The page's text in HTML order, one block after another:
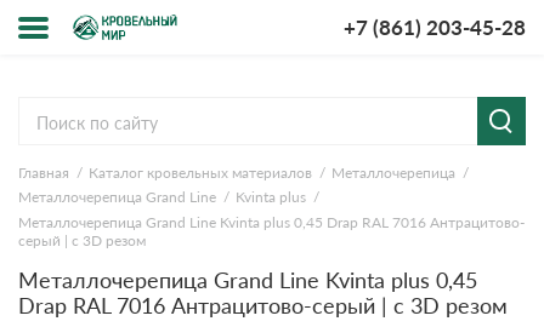
+7 (861) 203-45-28
компании
и оплата
ответы
Главная Каталог кровельных материалов
Металлочерепица
Металлочерепица Grand Line
Kvinta plus
Металлочерепица Grand Line Kvinta plus 0,45 Drap RAL 7016 Антрацитово-
серый | c 3D резом
Металлочерепица Grand Line Kvinta plus 0,45
Drap RAL 7016 Антрацитово-серый | c 3D резом